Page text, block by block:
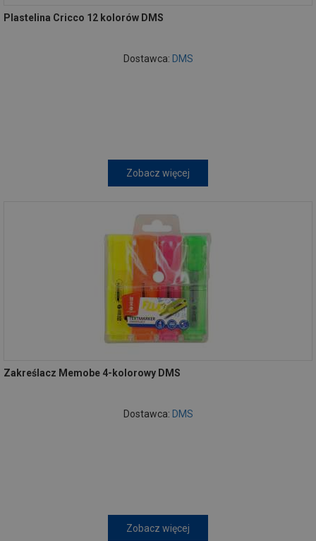
Plastelina Cricco 12 kolorów DMS
Dostawca: DMS
Zobacz więcej
Zakreślacz Memobe 4-kolorowy DMS
Dostawca: DMS
Zobacz więcej